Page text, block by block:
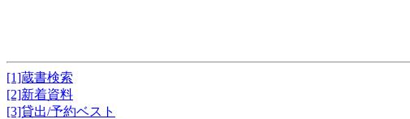
[1]蔵書検索
[2]新着資料
[3]貸出/予約ベスト